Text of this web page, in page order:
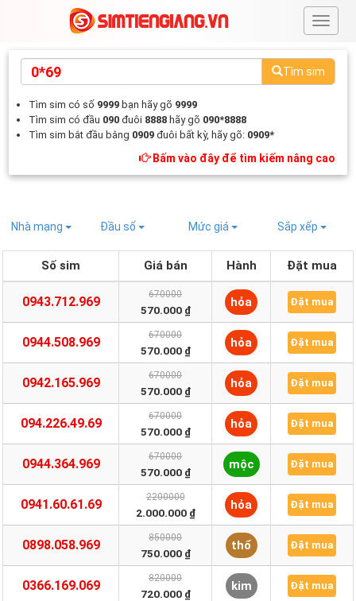
#
Tìm sim
Tìm sim có số 9999 bạn hãy gõ 9999
Tìm sim có đầu 090 đuôi 8888 hãy gõ 090*8888
Tìm sim bắt đầu bằng 0909 đuôi bất kỳ, hãy gõ: 0909*
Bấm vào đây để tìm kiếm nâng cao
Nhà mạng Đầu số Mức giá Sắp xếp
Số sim Giá bán Hành Đặt mua
0943.712.969 670000
570.000 ₫
hỏa Đặt mua
0944.508.969 670000
570.000 ₫
hỏa Đặt mua
0942.165.969 670000
570.000 ₫
hỏa Đặt mua
094.226.49.69 670000
570.000 ₫
hỏa Đặt mua
0944.364.969 670000
570.000 ₫
mộc Đặt mua
0941.60.61.69 2200000
2.000.000 ₫
hỏa Đặt mua
0898.058.969 850000
750.000 ₫
thổ Đặt mua
0366.169.069 820000
720.000 ₫
kim Đặt mua